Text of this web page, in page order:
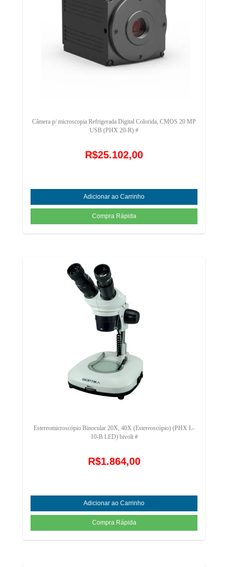
Câmera p/ microscopia Refrigerada Digital Colorida, CMOS 20 MP
USB (PHX 20-R) #
R$25.102,00
Estereomicroscópio Binocular 20X, 40X (Estereoscópio) (PHX L-
10-B LED) bivolt #
R$1.864,00